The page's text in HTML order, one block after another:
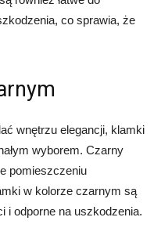
co sprawia, że
wnętrzu elegancji, klamki
wyborem. Czarny
pomieszczeniu
w kolorze czarnym są
i odporne na uszkodzenia.